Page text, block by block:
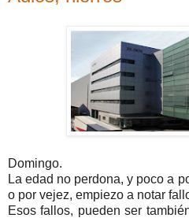
Domingo.
La edad no perdona, y poco a
o por vejez, empiezo a notar
Esos fallos, pueden ser